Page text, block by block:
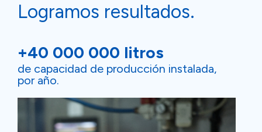
Logramos resultados.
+40 000 000 litros
de capacidad de producción instalada,
por año.